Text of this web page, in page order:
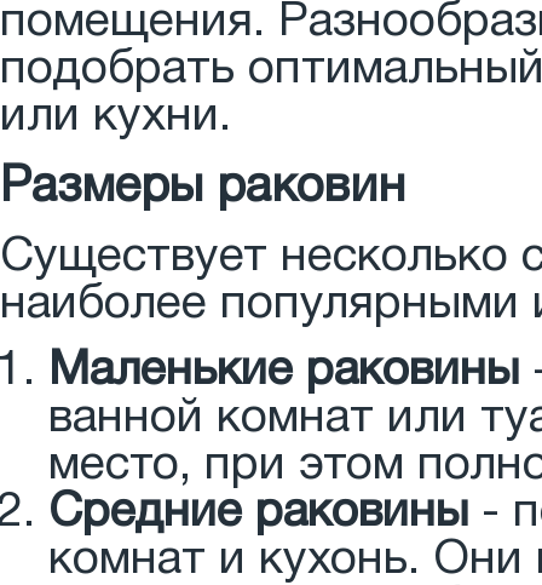
помещения.
подобрать
или кухни.
Размеры раковин
Существует несколько
наиболее популярными
Маленькие раковины
ванной комнат или
место, при этом
Средние раковины -
комнат и кухонь.